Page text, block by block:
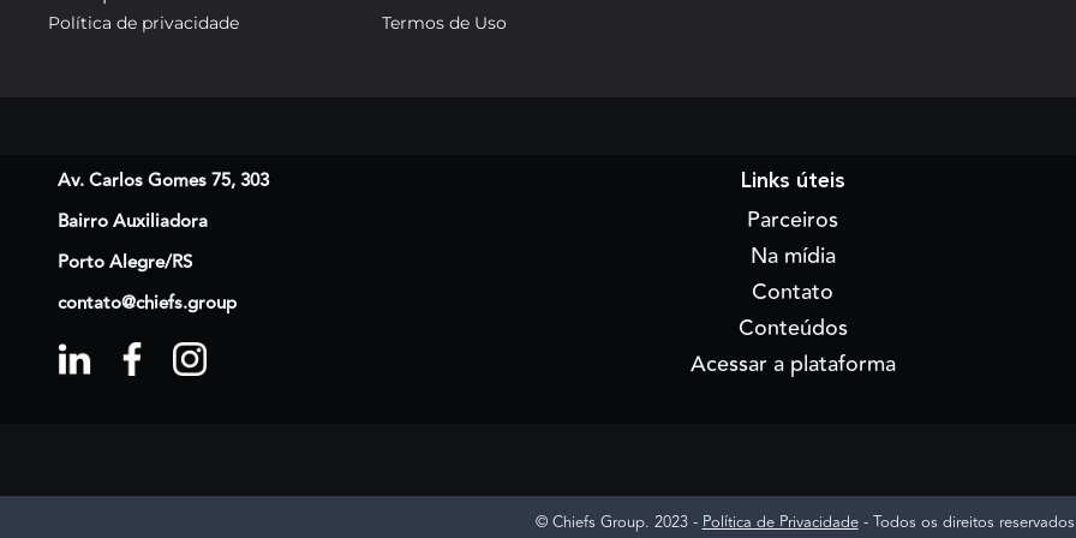
Política de privacidade Termos de Uso
Av. Carlos Gomes 75, 303
Bairro Auxiliadora
Porto Alegre/RS
contato@chiefs.group
Links úteis
Parceiros
Na mídia
Contato
Conteúdos
Acessar a plataforma
© Chiefs Group. 2023 -Política de Privacidade- Todos os direitos